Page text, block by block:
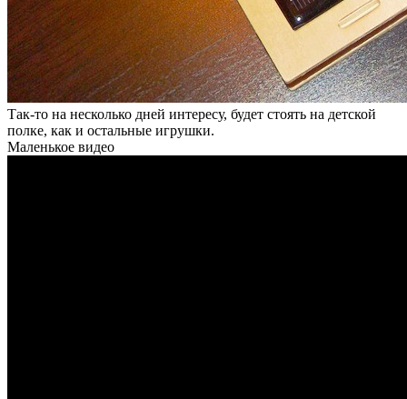
Так-то на несколько дней интересу, будет стоять на детской
полке, как и остальные игрушки.
Маленькое видео